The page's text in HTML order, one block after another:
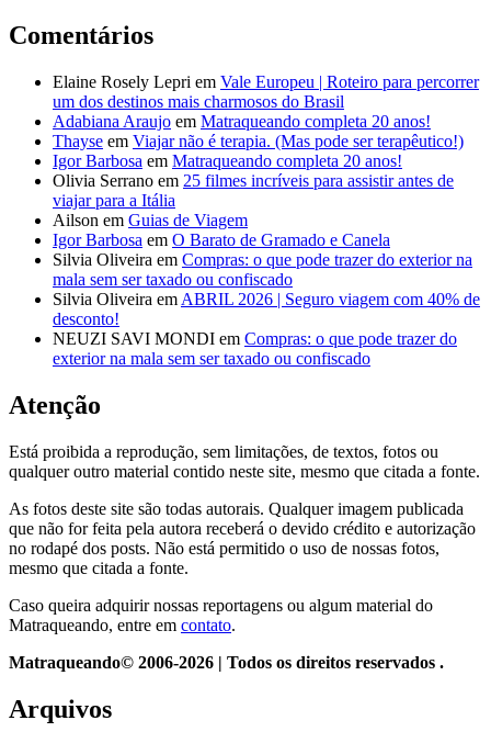
Comentários
Elaine Rosely Lepri em Vale Europeu | Roteiro para percorrer
um dos destinos mais charmosos do Brasil
Adabiana Araujo em Matraqueando completa 20 anos!
Thayse em Viajar não é terapia. (Mas pode ser terapêutico!)
Igor Barbosa em Matraqueando completa 20 anos!
Olivia Serrano em 25 filmes incríveis para assistir antes de
viajar para a Itália
Ailson em Guias de Viagem
Igor Barbosa em O Barato de Gramado e Canela
Silvia Oliveira em Compras: o que pode trazer do exterior na
mala sem ser taxado ou confiscado
Silvia Oliveira em ABRIL 2026 | Seguro viagem com 40% de
desconto!
NEUZI SAVI MONDI em Compras: o que pode trazer do
exterior na mala sem ser taxado ou confiscado
Atenção
Está proibida a reprodução, sem limitações, de textos, fotos ou
qualquer outro material contido neste site, mesmo que citada a fonte.
As fotos deste site são todas autorais. Qualquer imagem publicada
que não for feita pela autora receberá o devido crédito e autorização
no rodapé dos posts. Não está permitido o uso de nossas fotos,
mesmo que citada a fonte.
Caso queira adquirir nossas reportagens ou algum material do
Matraqueando, entre em contato.
Matraqueando© 2006-2026 | Todos os direitos reservados .
Arquivos